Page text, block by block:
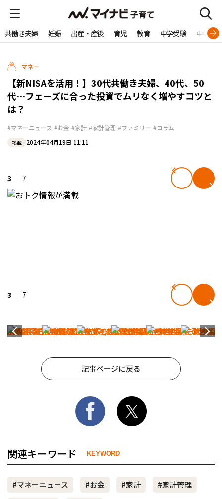
共働き夫婦 妊娠 出産・産後 育児 教育 中学受験 中学生
マネー
【新NISAを活用！】30代共働き夫婦、40代、50
代…フェーズに合った投資でムリなく増やすコツと
は？
#マネーニュース #お金 #家計 #家計管理 #ファミリー #コラム
掲載 2024年04月19日 11:11
3 7
3 7
記事ページに戻る
関連キーワード KEYWORD
#マネーニュース #お金 #家計
#家計管理